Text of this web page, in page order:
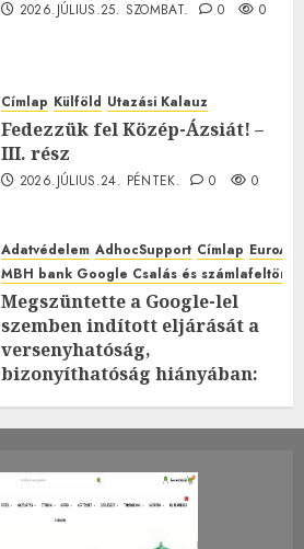
2026.JÚLIUS.25. SZOMBAT. 0 0
Címlap Külföld Utazási Kalauz
Fedezzük fel Közép-Ázsiát! –
III. rész
2026.JÚLIUS.24. PÉNTEK. 0 0
Adatvédelem AdhocSupport Címlap
MBH bank Google Csalás és
Megszüntette a Google-lel
szemben indított eljárását a
versenyhatóság,
bizonyíthatóság hiányában:
2026.JÚLIUS.23. CSÜTÖRTÖK.
0